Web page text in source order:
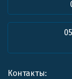
Контакты: